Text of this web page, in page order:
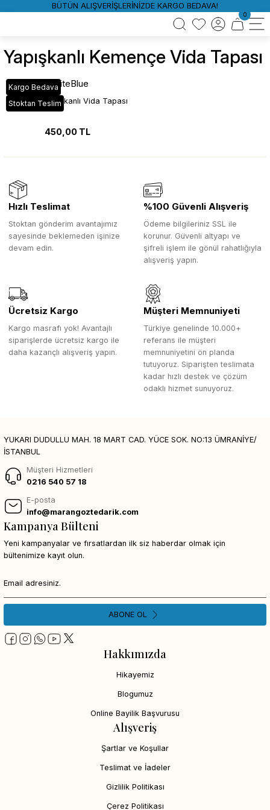
BÜTÜN ALIŞVERİŞLERİNİZDE KARGO BEDAVA!
0
Yapışkanlı Kemençe Vida Tapası
Kargo Bedava
Stoktan Teslim
WhiteBlue
Kemençe Yapışkanlı Vida Tapası
450,00 TL
Hızlı Teslimat
Stoktan gönderim avantajımız
sayesinde beklemeden işinize
devam edin.
%100 Güvenli Alışveriş
Ödeme bilgileriniz SSL ile
korunur. Güvenli altyapı ve
şifreli işlem ile gönül rahatlığıyla
alışveriş yapın.
Ücretsiz Kargo
Kargo masrafı yok! Avantajlı
siparişlerde ücretsiz kargo ile
daha kazançlı alışveriş yapın.
Müşteri Memnuniyeti
Türkiye genelinde 10.000+
referans ile müşteri
memnuniyetini ön planda
tutuyoruz. Siparişten teslimata
kadar hızlı destek ve çözüm
odaklı hizmet sunuyoruz.
YUKARI DUDULLU MAH. 18 MART CAD. YÜCE SOK. NO:13 ÜMRANİYE/
İSTANBUL
Müşteri Hizmetleri
0216 540 57 18
E-posta
info@marangoztedarik.com
Hakkımızda
Hikayemiz
Blogumuz
Online Bayilik Başvurusu
Alışveriş
Şartlar ve Koşullar
Teslimat ve İadeler
Gizlilik Politikası
Çerez Politikası
Kampanya Bülteni
Yeni kampanyalar ve fırsatlardan ilk siz haberdar olmak için
bültenimize kayıt olun.
ABONE OL